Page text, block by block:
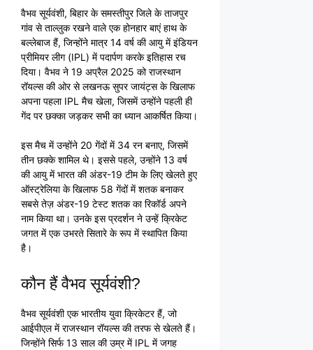
वैभव सूर्यवंशी, बिहार के समस्तीपुर जिले के ताजपुर
गांव से ताल्लुक रखने वाले एक होनहार बाएं हाथ के
बल्लेबाज हैं, जिन्होंने मात्र 14 वर्ष की आयु में इंडियन
प्रीमियर लीग (IPL) में पदार्पण करके इतिहास रच
दिया। वैभव ने 19 अप्रैल 2025 को राजस्थान
रॉयल्स की ओर से लखनऊ सुपर जायंट्स के खिलाफ
अपना पहला IPL मैच खेला, जिसमें उन्होंने पहली ही
गेंद पर छक्का जड़कर सभी का ध्यान आकर्षित किया।
इस मैच में उन्होंने 20 गेंदों में 34 रन बनाए, जिसमें
तीन छक्के शामिल थे। इससे पहले, उन्होंने 13 वर्ष
की आयु में भारत की अंडर-19 टीम के लिए खेलते हुए
ऑस्ट्रेलिया के खिलाफ 58 गेंदों में शतक बनाकर
सबसे तेज़ अंडर-19 टेस्ट शतक का रिकॉर्ड अपने
नाम किया था। उनके इस प्रदर्शन ने उन्हें क्रिकेट
जगत में एक उभरते सितारे के रूप में स्थापित किया
है।
कौन हैं वैभव सूर्यवंशी?
वैभव सूर्यवंशी एक भारतीय युवा क्रिकेटर हैं, जो
आईपीएल में राजस्थान रॉयल्स की तरफ से खेलते हैं।
जिन्होंने सिर्फ 13 साल की उम्र में IPL में जगह